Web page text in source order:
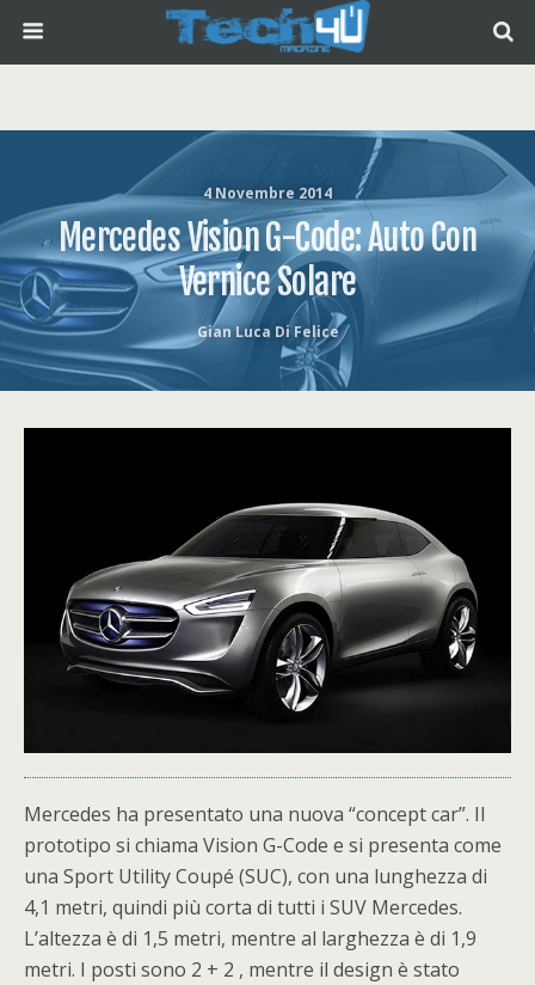
4 Novembre 2014
Mercedes Vision G-Code: Auto Con
Vernice Solare
Gian Luca Di Felice
Mercedes ha presentato una nuova “concept car”. Il
prototipo si chiama Vision G-Code e si presenta come
una Sport Utility Coupé (SUC), con una lunghezza di
4,1 metri, quindi più corta di tutti i SUV Mercedes.
L’altezza è di 1,5 metri, mentre al larghezza è di 1,9
metri. I posti sono 2 + 2 , mentre il design è stato